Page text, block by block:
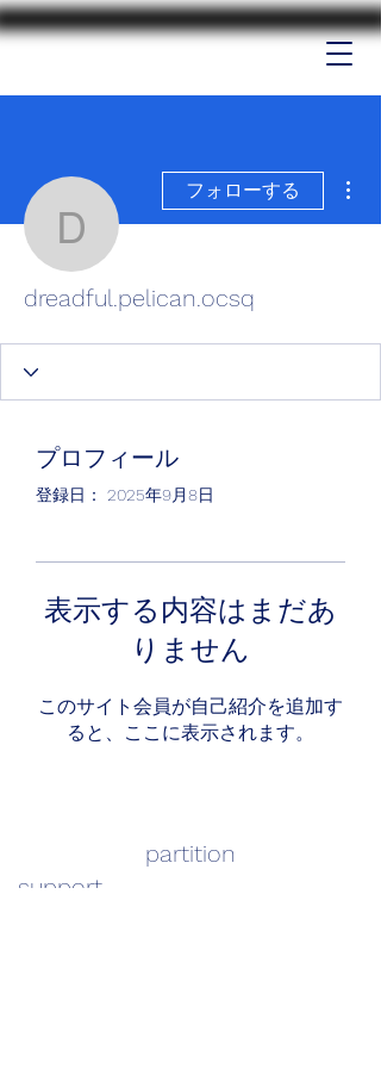
フォローする
dreadful.pelican.ocsq
プロフィール
登録日： 2025年9月8日
表示する内容はまだあ
りません
このサイト会員が自己紹介を追加す
ると、ここに表示されます。
partition
support